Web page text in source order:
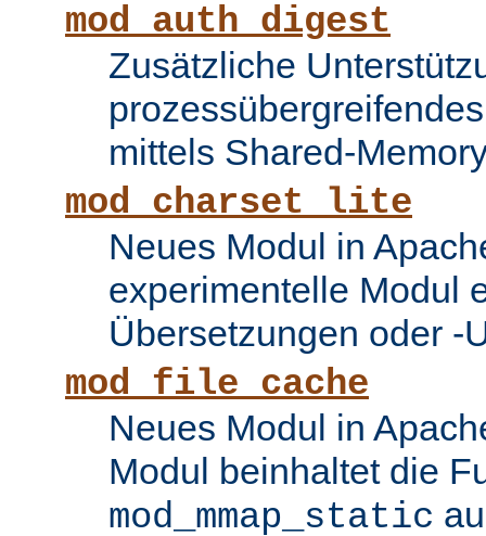
mod_auth_digest
Zusätzliche
mittels Shared-
mod_charset_lite
Neues Modul in
experimentelle Modul
Übersetzungen oder -
mod_file_cache
Neues Modul in
Modul beinhaltet die
mod_mmap_static